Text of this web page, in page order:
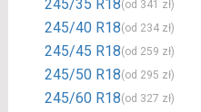
245/35 R18(od 341 zł)
245/40 R18(od 234 zł)
245/45 R18(od 259 zł)
245/50 R18(od 295 zł)
245/60 R18(od 327 zł)